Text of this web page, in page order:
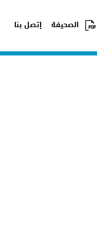
الصحيفة إتصل بنا